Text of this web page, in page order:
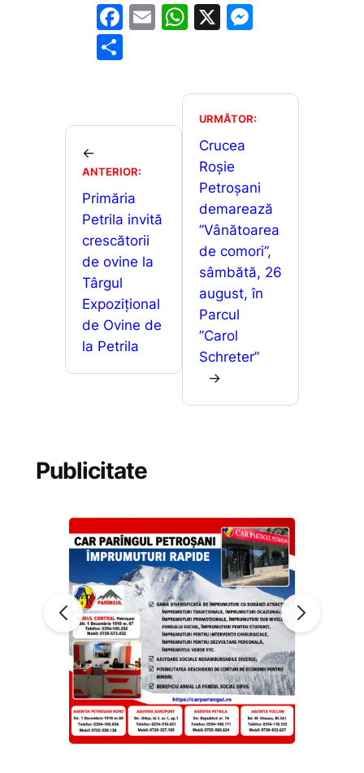
F
b
o
k
E
W
s
A
p
p
X
s
e
er
je
z
ă
←
ANTERIOR:
Primăria
Petrila invită
crescătorii
de ovine la
Târgul
Expozițional
de Ovine de
la Petrila
URMĂTOR:
Crucea
Roșie
Petroșani
demarează
”Vânătoarea
de comori”,
sâmbătă, 26
august, în
Parcul
”Carol
Schreter”
→
Publicitate